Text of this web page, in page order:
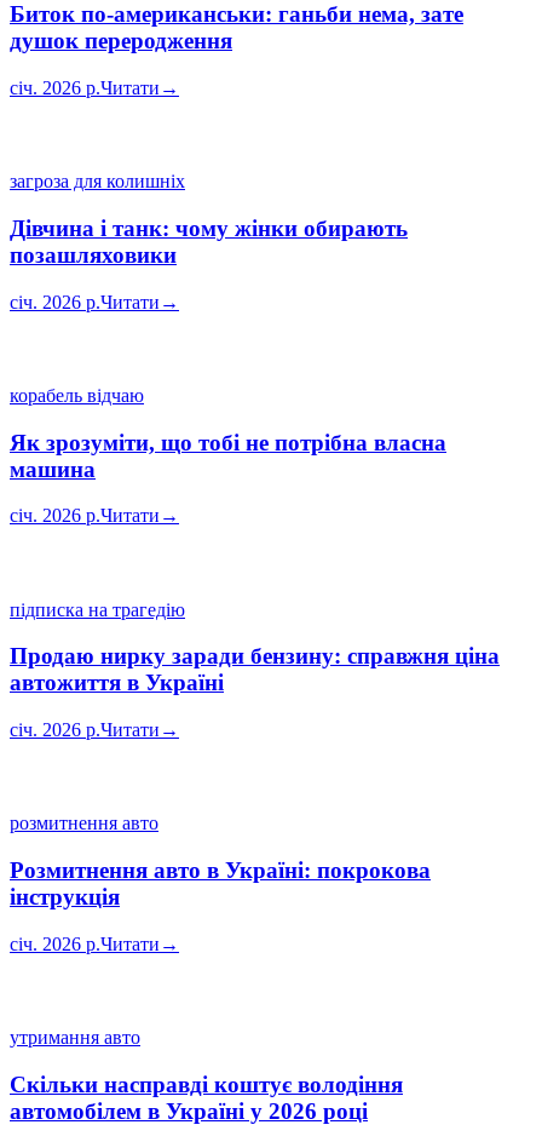
Биток по-американськи: ганьби нема, зате
душок переродження
січ. 2026 р.Читати →
загроза для колишніх
Дівчина і танк: чому жінки обирають
позашляховики
січ. 2026 р.Читати →
корабель відчаю
Як зрозуміти, що тобі не потрібна власна
машина
січ. 2026 р.Читати →
підписка на трагедію
Продаю нирку заради бензину: справжня ціна
автожиття в Україні
січ. 2026 р.Читати →
розмитнення авто
Розмитнення авто в Україні: покрокова
інструкція
січ. 2026 р.Читати →
утримання авто
Скільки насправді коштує володіння
автомобілем в Україні у 2026 році